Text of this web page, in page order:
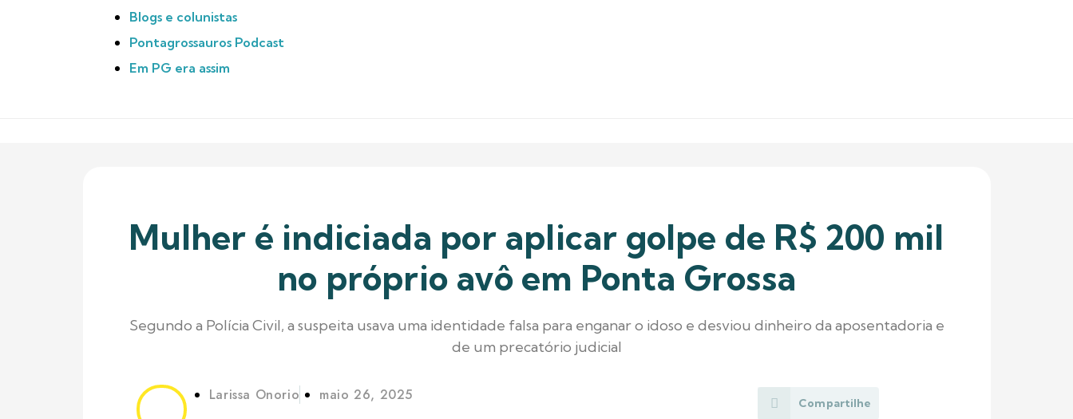
Blogs e colunistas
Pontagrossauros Podcast
Em PG era assim
Mulher é indiciada por aplicar golpe de R$ 200 mil
no próprio avô em Ponta Grossa
Segundo a Polícia Civil, a suspeita usava uma identidade falsa para enganar o idoso e desviou dinheiro da aposentadoria e
de um precatório judicial
Larissa Onorio maio 26, 2025 Compartilhe